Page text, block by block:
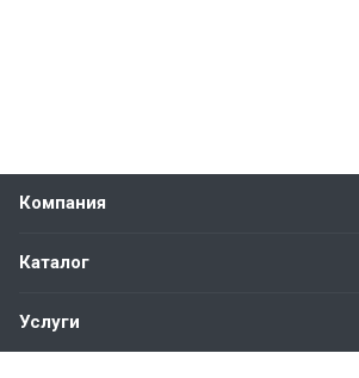
Компания
Каталог
Услуги